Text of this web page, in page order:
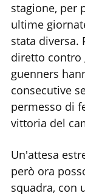
stagione, per
ultime
stata diversa.
diretto contro
guenners
consecutive
permesso di
vittoria del
Un'attesa
però ora
squadra, con